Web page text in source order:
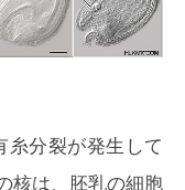
糸分裂が発生して
核は、胚乳の細胞